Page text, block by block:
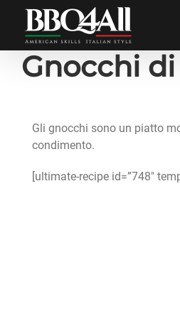
Salta
contenuto
Gnocchi
Gli gnocchi sono un piatto
condimento.
[ultimate-recipe id=”748″